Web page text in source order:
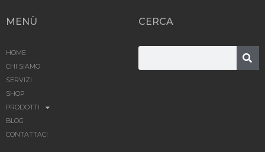
MENÙ
HOME
CHI SIAMO
SERVIZI
SHOP
PRODOTTI
BLOG
CONTATTACI
CERCA